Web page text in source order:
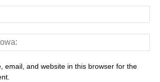
email, and website in this browser for the